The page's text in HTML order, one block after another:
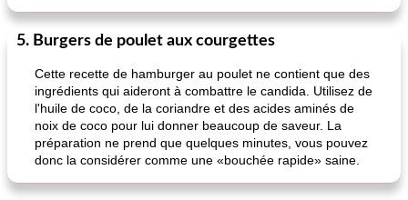
5. Burgers de poulet aux courgettes
Cette recette de hamburger au poulet ne contient que des
ingrédients qui aideront à combattre le candida. Utilisez de
l'huile de coco, de la coriandre et des acides aminés de
noix de coco pour lui donner beaucoup de saveur. La
préparation ne prend que quelques minutes, vous pouvez
donc la considérer comme une «bouchée rapide» saine.